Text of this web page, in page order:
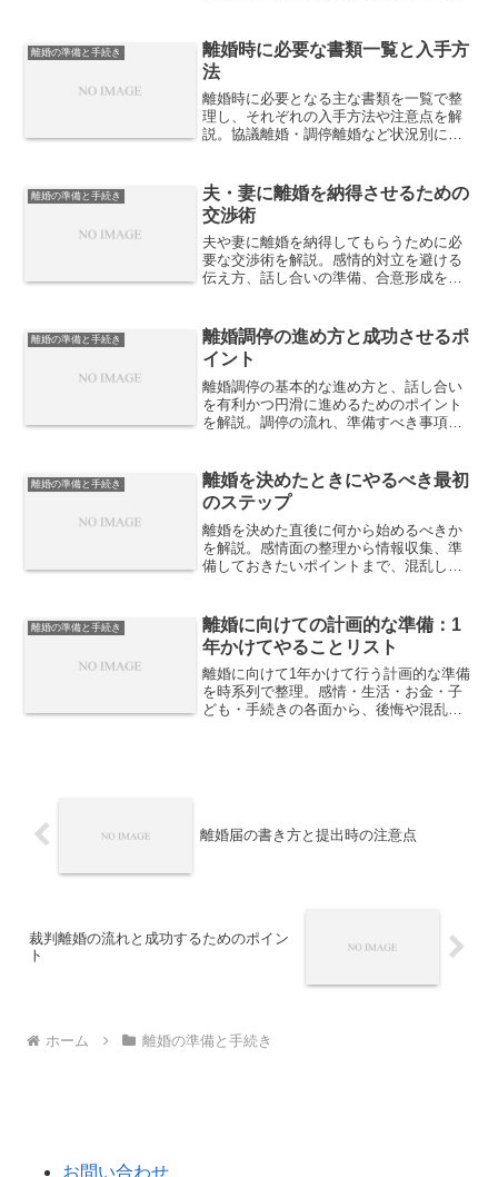
離婚の準備と手続き
離婚時に必要な書類一覧と入手方
法
離婚時に必要となる主な書類を一覧で整
理し、それぞれの入手方法や注意点を解
説。協議離婚・調停離婚など状況別に必
す。
離婚の準備と手続き
夫・妻に離婚を納得させるための
交渉術
夫や妻に離婚を納得してもらうために必
要な交渉術を解説。感情的対立を避ける
伝え方、話し合いの準備、合意形成を進
す。
離婚の準備と手続き
離婚調停の進め方と成功させるポ
イント
離婚調停の基本的な進め方と、話し合い
を有利かつ円滑に進めるためのポイント
を解説。調停の流れ、準備すべき事項、
離婚の準備と手続き
離婚を決めたときにやるべき最初
のステップ
離婚を決めた直後に何から始めるべきか
を解説。感情面の整理から情報収集、準
備しておきたいポイントまで、混乱しや
離婚の準備と手続き
離婚に向けての計画的な準備：1
年かけてやることリスト
離婚に向けて1年かけて行う計画的な準備
を時系列で整理。感情・生活・お金・子
ども・手続きの各面から、後悔や混乱を
離婚届の書き方と提出時の注意点
裁判離婚の流れと成功するためのポイン
ト
ホーム 離婚の準備と手続き
お問い合わせ